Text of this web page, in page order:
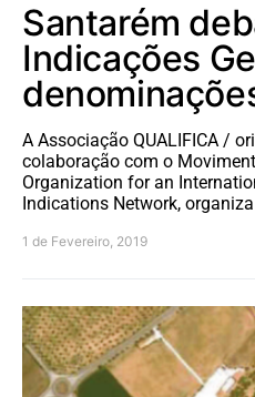
Santarém
Indicações
A Associação QUALIFICA /
colaboração com o
Organization for an
Indications Network,
1 de Fevereiro, 2019